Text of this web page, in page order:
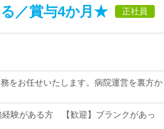
る／賞与4か月★ 正社員
をお任せいたします。病院運営を裏方か
経験がある方 【歓迎】ブランクがあっ